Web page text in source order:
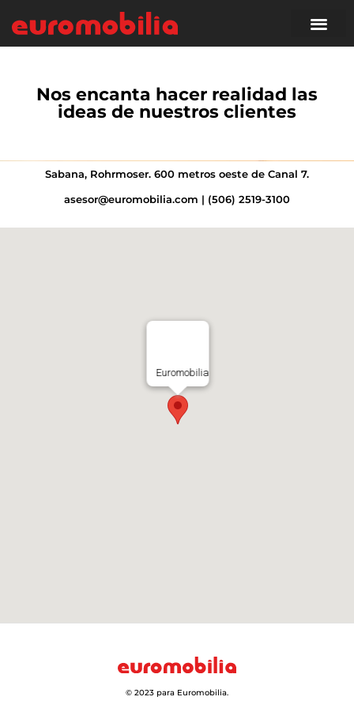
Nos encanta hacer realidad las
ideas de nuestros clientes
Sabana, Rohrmoser. 600 metros oeste de Canal 7.
asesor@euromobilia.com | (506) 2519-3100
Euromobilia
© 2023 para Euromobilia.